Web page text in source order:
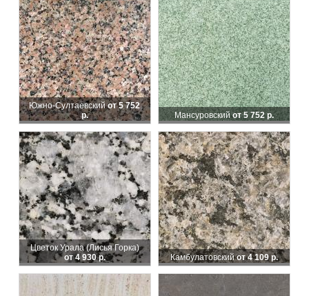
Южно-Султаевскийот 5 752
р.
Мансуровскийот 5 752 р.
Цветок Урала (Лисья Горка)
от 4 930 р.
Камбулатовскийот 4 109 р.